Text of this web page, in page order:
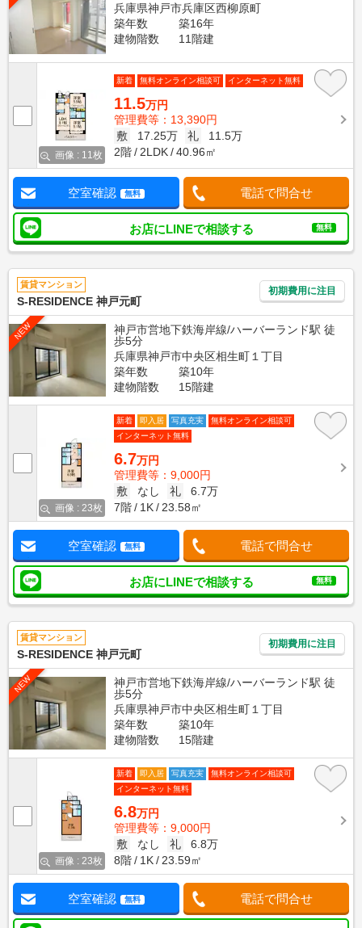
兵庫県神戸市兵庫区西柳原町
築年数
築16年
建物階数
11階建
画像 : 11枚
新着 無料オンライン相談可 インターネット無料
11.5万円
管理費等：13,390円
敷
17.25万 礼
11.5万
2階
2LDK 40.96㎡
空室確認 無料 電話で問合せ
お店にLINEで相談する 無料
賃貸マンション
S-RESIDENCE 神戸元町
初期費用に注目
NEW
神戸市営地下鉄海岸線/ハーバーランド駅 徒
歩5分
兵庫県神戸市中央区相生町１丁目
築年数
築10年
建物階数
15階建
画像 : 23枚
新着 即入居 写真充実
無料オンライン相談可
インターネット無料
6.7万円
管理費等：9,000円
敷
なし 礼
6.7万
7階
1K 23.58㎡
空室確認 無料 電話で問合せ
お店にLINEで相談する 無料
賃貸マンション
S-RESIDENCE 神戸元町
初期費用に注目
NEW
神戸市営地下鉄海岸線/ハーバーランド駅 徒
歩5分
兵庫県神戸市中央区相生町１丁目
築年数
築10年
建物階数
15階建
画像 : 23枚
新着 即入居 写真充実
無料オンライン相談可
インターネット無料
6.8万円
管理費等：9,000円
敷
なし 礼
6.8万
8階
1K 23.59㎡
空室確認 無料 電話で問合せ